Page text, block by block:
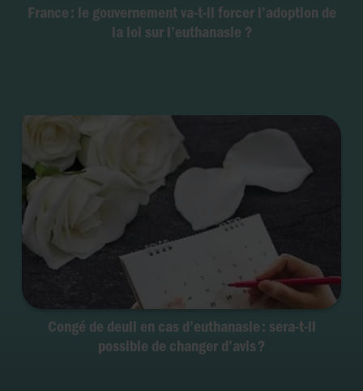
France : le gouvernement va-t-il forcer l’adoption de
la loi sur l’euthanasie ?
Congé de deuil en cas d’euthanasie : sera-t-il
possible de changer d’avis ?